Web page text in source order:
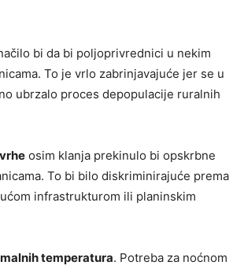
bi da bi poljoprivrednici u nekim
To je vrlo zabrinjavajuće jer se u
ubrzalo proces depopulacije ruralnih
osim klanja prekinulo bi opskrbne
To bi bilo diskriminirajuće prema
infrastrukturom ili planinskim
temperatura. Potreba za noćnom